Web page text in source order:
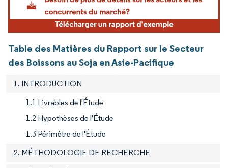
Table des Matières du Rapport sur le Secteur
des Boissons au Soja en Asie-Pacifique
1. INTRODUCTION
1.1 Livrables de l'Étude
1.2 Hypothèses de l'Étude
1.3 Périmètre de l'Étude
2. MÉTHODOLOGIE DE RECHERCHE